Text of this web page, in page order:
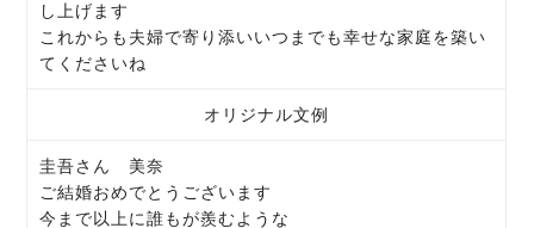
し上げます
これからも夫婦で寄り添いいつまでも幸せな家庭を築い
てくださいね
オリジナル文例
圭吾さん 美奈
ご結婚おめでとうございます
今まで以上に誰もが羨むような